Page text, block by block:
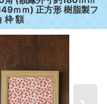
ｍｍ) 正方形 樹脂製フ
枠 額